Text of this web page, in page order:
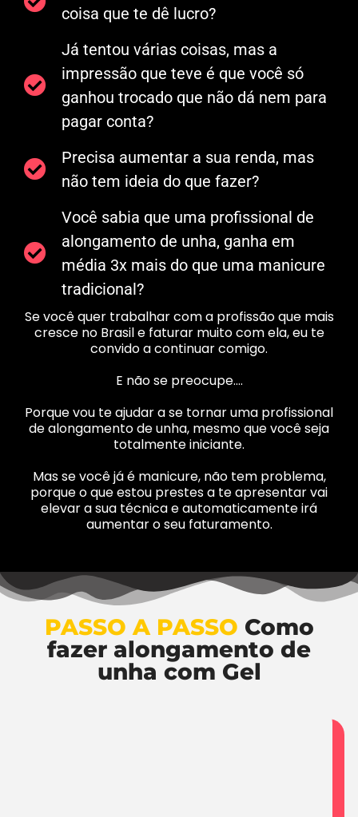
coisa que te dê lucro?
Já tentou várias coisas, mas a
impressão que teve é que você só
ganhou trocado que não dá nem para
pagar conta?
Precisa aumentar a sua renda, mas
não tem ideia do que fazer?
Você sabia que uma profissional de
alongamento de unha, ganha em
média 3x mais do que uma manicure
tradicional?
Se você quer trabalhar com a profissão que mais
cresce no Brasil e faturar muito com ela, eu te
convido a continuar comigo.
E não se preocupe….
Porque vou te ajudar a se tornar uma profissional
de alongamento de unha, mesmo que você seja
totalmente iniciante.
Mas se você já é manicure, não tem problema,
porque o que estou prestes a te apresentar vai
elevar a sua técnica e automaticamente irá
aumentar o seu faturamento.
PASSO A PASSO Como
fazer alongamento de
unha com Gel